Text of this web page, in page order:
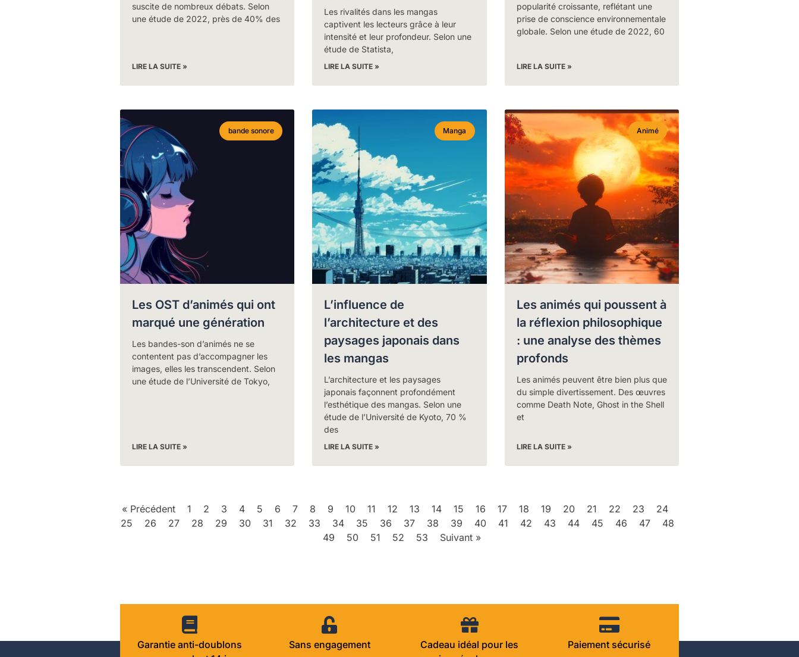
suscite de nombreux débats. Selon
une étude de 2022, près de 40% des
LIRE LA SUITE »
Les rivalités dans les mangas
captivent les lecteurs grâce à leur
intensité et leur profondeur. Selon une
étude de Statista,
LIRE LA SUITE »
popularité croissante, reflétant une
prise de conscience environnementale
globale. Selon une étude de 2022, 60
LIRE LA SUITE »
bande sonore
Les OST d’animés qui ont
marqué une génération
Les bandes-son d’animés ne se
contentent pas d’accompagner les
images, elles les transcendent. Selon
une étude de l’Université de Tokyo,
LIRE LA SUITE »
Manga
L’influence de
l’architecture et des
paysages japonais dans
les mangas
L’architecture et les paysages
japonais façonnent profondément
l’esthétique des mangas. Selon une
étude de l’Université de Kyoto, 70 %
des
LIRE LA SUITE »
Animé
Les animés qui poussent à
la réflexion philosophique
: une analyse des thèmes
profonds
Les animés peuvent être bien plus que
du simple divertissement. Des œuvres
comme Death Note, Ghost in the Shell
et
LIRE LA SUITE »
« Précédent 1 2 3 4 5 6 7 8 9 10 11 12 13 14 15 16 17 18 19 20 21 22 23
24
25
26 27 28 29 30 31 32 33 34 35 36 37 38 39 40 41 42 43 44 45 46 47
48
49
50 51 52 53 Suivant »
Garantie anti-doublons
Sans engagement
Cadeau idéal pour les
Paiement sécurisé